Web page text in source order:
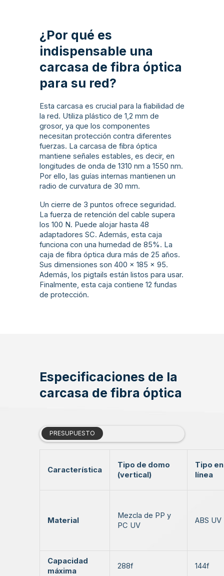
¿Por qué es
indispensable una
carcasa de fibra óptica
para su red?
Esta carcasa es crucial para la fiabilidad de
la red. Utiliza plástico de 1,2 mm de
grosor, ya que los componentes
necesitan protección contra diferentes
fuerzas. La carcasa de fibra óptica
mantiene señales estables, es decir, en
longitudes de onda de 1310 nm a 1550 nm.
Por ello, las guías internas mantienen un
radio de curvatura de 30 mm.
Un cierre de 3 puntos ofrece seguridad.
La fuerza de retención del cable supera
los 100 N. Puede alojar hasta 48
adaptadores SC. Además, esta caja
funciona con una humedad de 85%. La
caja de fibra óptica dura más de 25 años.
Sus dimensiones son 400 x 185 x 95.
Además, los pigtails están listos para usar.
Finalmente, esta caja contiene 12 fundas
de protección.
Especificaciones de la
carcasa de fibra óptica
PRESUPUESTO
Característica
Tipo de domo
(vertical)
Tipo en
línea
Material
Mezcla de PP y
PC UV
ABS UV
Capacidad
máxima
288f 144f